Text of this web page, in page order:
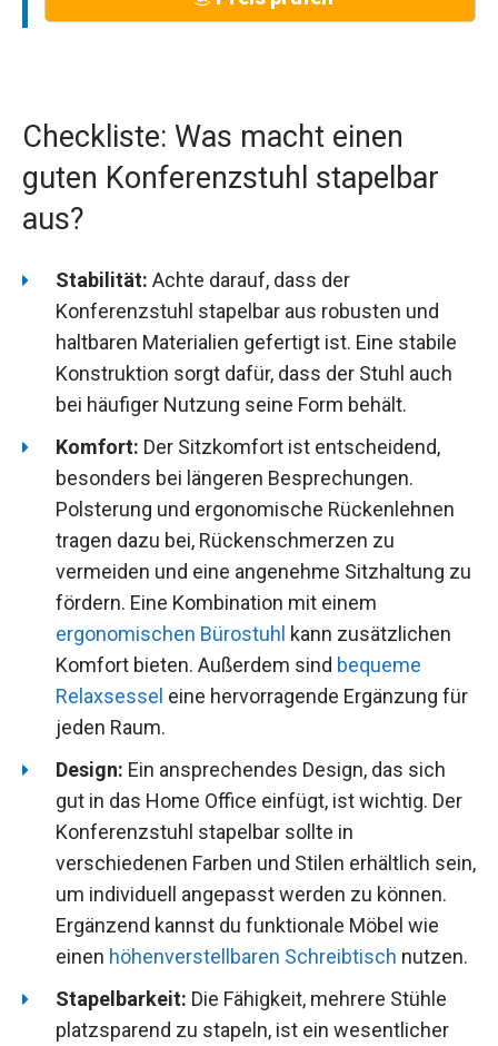
Checkliste: Was macht einen
guten Konferenzstuhl stapelbar
aus?
Stabilität: Achte darauf, dass der
Konferenzstuhl stapelbar aus robusten und
haltbaren Materialien gefertigt ist. Eine stabile
Konstruktion sorgt dafür, dass der Stuhl auch
bei häufiger Nutzung seine Form behält.
Komfort: Der Sitzkomfort ist entscheidend,
besonders bei längeren Besprechungen.
Polsterung und ergonomische Rückenlehnen
tragen dazu bei, Rückenschmerzen zu
vermeiden und eine angenehme Sitzhaltung zu
fördern. Eine Kombination mit einem
ergonomischen Bürostuhl kann zusätzlichen
Komfort bieten. Außerdem sind bequeme
Relaxsessel eine hervorragende Ergänzung für
jeden Raum.
Design: Ein ansprechendes Design, das sich
gut in das Home Office einfügt, ist wichtig. Der
Konferenzstuhl stapelbar sollte in
verschiedenen Farben und Stilen erhältlich sein,
um individuell angepasst werden zu können.
Ergänzend kannst du funktionale Möbel wie
einen höhenverstellbaren Schreibtisch nutzen.
Stapelbarkeit: Die Fähigkeit, mehrere Stühle
platzsparend zu stapeln, ist ein wesentlicher